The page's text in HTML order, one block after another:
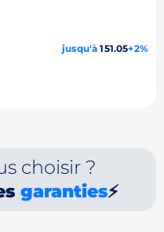
jusqu'à 151.05+2%
choisir ?
garanties⚡